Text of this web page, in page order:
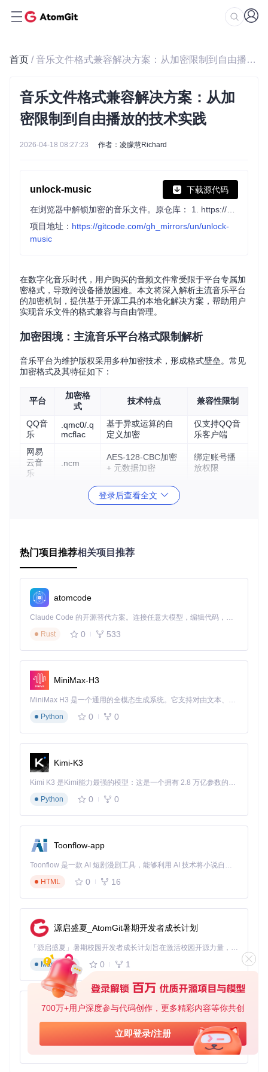
700万+用户深度参与代码创作，更多精彩内容等你共创
立即登录/注册
首页 / 音乐文件格式兼容解决方案：从加密限制到自由播放的技术实践
音乐文件格式兼容解决方案：从加
密限制到自由播放的技术实践
2026-04-18 08:27:23 作者：凌朦慧Richard
unlock-music 下载源代码
项目地址： https://gitcode.com/gh_mirrors/un/unlock-
music
在数字化音乐时代，用户购买的音频文件常受限于平台专属加
密格式，导致跨设备播放困难。本文将深入解析主流音乐平台
的加密机制，提供基于开源工具的本地化解决方案，帮助用户
实现音乐文件的格式兼容与自由管理。
加密困境：主流音乐平台格式限制解析
音乐平台为维护版权采用多种加密技术，形成格式壁垒。常见
加密格式及其特征如下：
平台
加密格
式
技术特点 兼容性限制
QQ音
乐
.qmc0/.q
mcflac
基于异或运算的自
定义加密
仅支持QQ音
乐客户端
网易
云音
乐
.ncm
AES-128-CBC加密
+ 元数据加密
绑定账号播
放权限
动态密钥生成机制
这些加密措施虽保护了版权，却也限制了用户对合法购买内容
技术原理解密：音频解密的核心机制
解密流程的技术架构
音频解密过程包含三个关键阶段，形成完整的处理链：
音频解密流程alt文本：展示从文件识别到格式转换的音频解
密完整流程
格式识别：通过文件头特征码与扩展名双重验证，精准判
断加密类型
中获取解密密钥
数据转换：去除加密层并重构音频流，保留原始编码质量
DRM技术的对抗与演进
数字版权管理(DRM)技术经历了三代发展：
第一代 ：简单文件头加密（如早期.m4p格式）
第二代
：动态密钥+设备绑定（当前主流平台采用）
开源解密工具通过逆向工程破解算法逻辑，在法律允许的个人
使用范围内提供解密方案，本质是对过度限制用户权利的技术
平衡。
构建本地解密环境
⚠️ 注意：确保已安装Node.js v16.x及以上版本和npm包管
理器
获取项目源代码并完成基础配置：
git clone
cd
unlock-music
alt文本：展示开发模式、浏览器扩展和独立应
用三种部署方式的适用场景
登录后查看全文
热门项目推荐相关项目推荐
atomcode
Claude Code 的开源替代方案。连接任意大模型，编辑代码，运行命令，自动验证 — 全自动执行。用 Rust 构建，极致性能。 ｜ An open-source alternative to Claude Code. Connect any LLM, edit code, run commands, and verify changes — autonomously. Built in Rust for speed. Get Started
Rust
0 533
MiniMax-H3
MiniMax H3 是一个通用的全模态生成系统。它支持对由文本、图像、视频和音频组成的多模态上下文进行统一理解，并能生成分辨率高达 2K、时长可达 15 秒的带原生立体声音频的视频。得益于面向任务泛化的系统设计，H3 在预训练阶段就已具备广泛的多模态上下文理解与生成能力，能够出色地执行复杂的多模态指令。
Python
0 0
Kimi-K3
Kimi K3 是Kimi能力最强的模型：这是一个拥有 2.8 万亿参数的混合专家（MoE）模型，具备原生视觉理解能力，并支持 100 万 token 的上下文窗口。
Python
0 0
Toonflow-app
Toonflow 是一款 AI 短剧漫剧工具，能够利用 AI 技术将小说自动转化为剧本，并结合 AI 生成的图片和视频，实现高效的短剧创作。借助 Toonflow，可以轻松完成从文字到影像的全流程，让短剧制作变得更加智能与便捷。
HTML
0 16
源启盛夏_AtomGit暑期开发者成长计划
「源启盛夏」暑期校园开发者成长计划旨在激活校园开源力量，通过积分激励、认证扶持、资源倾斜等形式，引导高校组织和开发者完成「入驻 — 建项目 — 做贡献 — 获认证 — 得资源」的完整闭环。无论你是想带领社团入驻平台的组织者，还是希望用代码贡献证明自己的开发者，都能在这里找到属于你的成长路径。
Markdown
0 1
AionUi
免费、本地、开源的 24/7 全天候 Cowork 应用，以及适用于 Gemini CLI、Claude Code、Codex、OpenCode、Qwen Code、Goose CLI、Auggie 等的 OpenClaw | 🌟 喜欢就点star吧
TypeScript
0 6